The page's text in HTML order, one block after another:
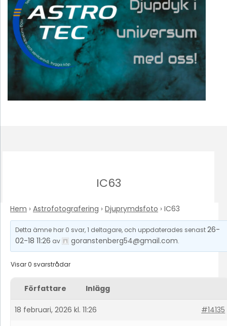
IC63
Hem › Astrofotografering › Djuprymdsfoto › IC63
Detta ämne har 0 svar, 1 deltagare, och uppdaterades senast26-
02-18 11:26 av goranstenberg54@gmail.com.
Visar 0 svarstrådar
Författare Inlägg
18 februari, 2026 kl. 11:26 #14135